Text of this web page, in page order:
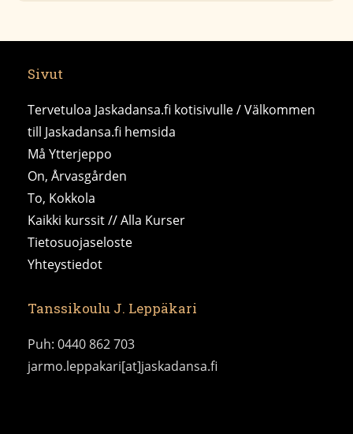
Sivut
Tervetuloa Jaskadansa.fi kotisivulle / Välkommen
till Jaskadansa.fi hemsida
Må Ytterjeppo
On, Årvasgården
To, Kokkola
Kaikki kurssit // Alla Kurser
Tietosuojaseloste
Yhteystiedot
Tanssikoulu J. Leppäkari
Puh: 0440 862 703
jarmo.leppakari[at]jaskadansa.fi